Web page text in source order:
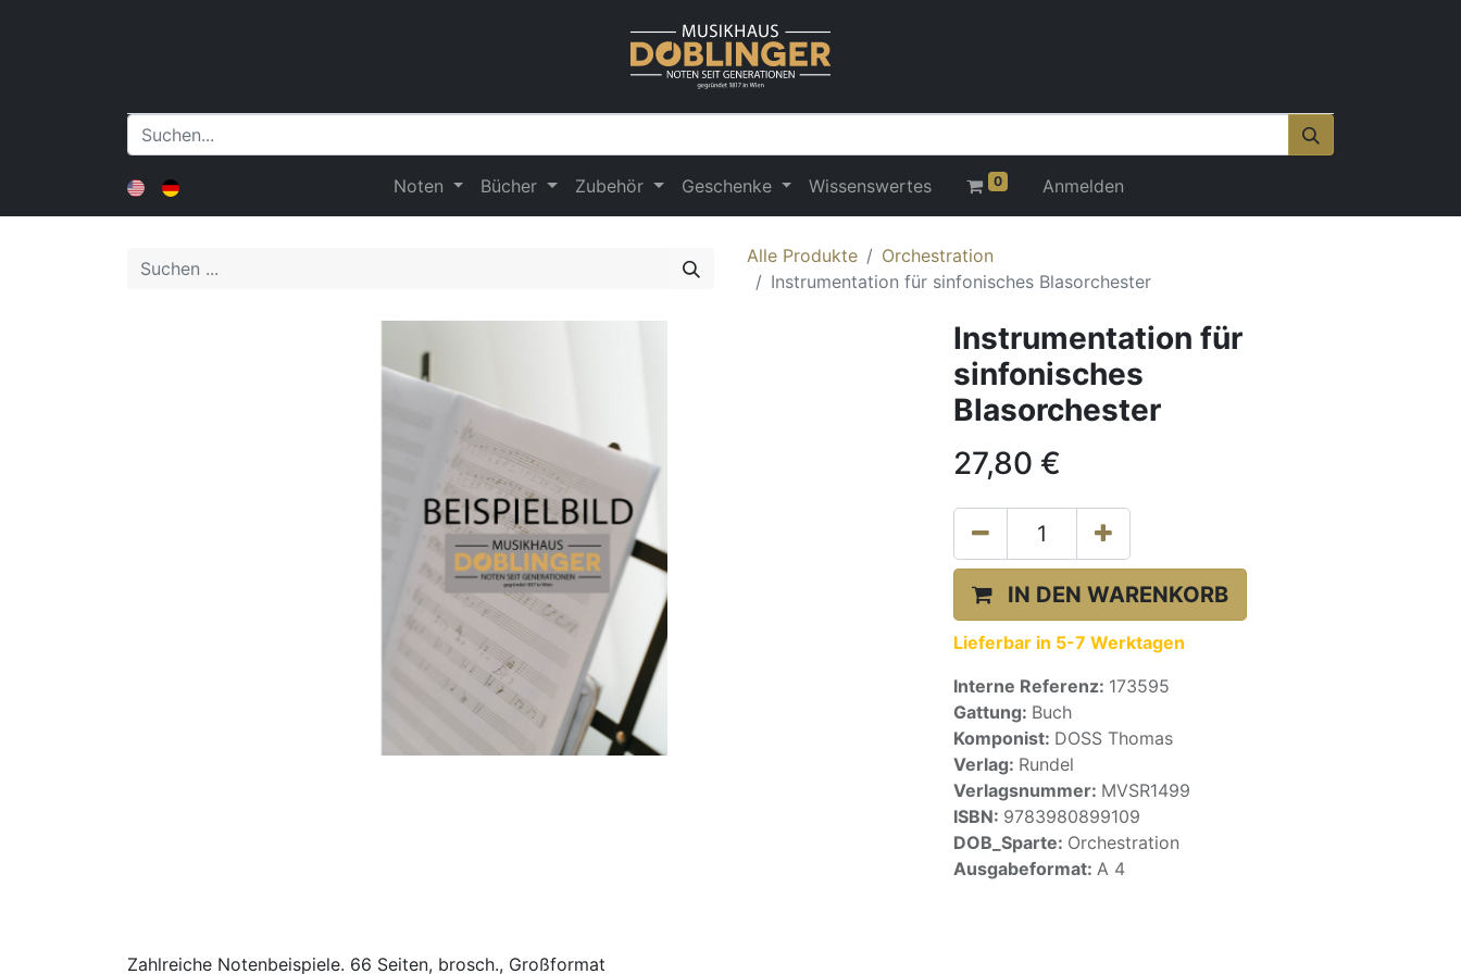
Noten Bücher Zubehör Geschenke Wissenswertes 0 Anmelden
Alle Produkte
Orchestration
Instrumentation für sinfonisches Blasorchester
Instrumentation für
sinfonisches
Blasorchester
27,80 €
IN DEN WARENKORB
Lieferbar in 5-7 Werktagen
Interne Referenz: 173595
Gattung: Buch
Komponist: DOSS Thomas
Verlag: Rundel
Verlagsnummer: MVSR1499
ISBN: 9783980899109
DOB_Sparte: Orchestration
Ausgabeformat: A 4
Zahlreiche Notenbeispiele. 66 Seiten, brosch., Großformat